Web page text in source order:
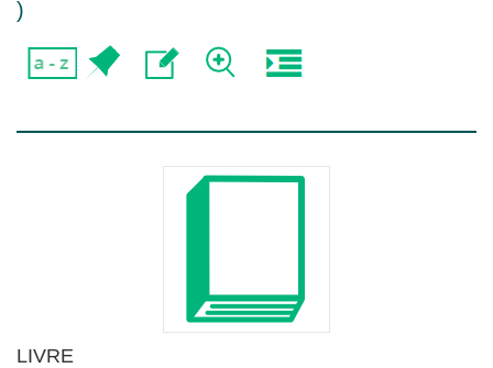
)
LIVRE